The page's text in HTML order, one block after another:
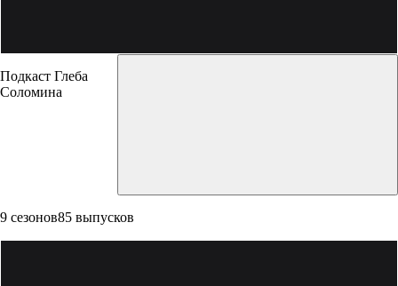
Подкаст Глеба
Соломина
9 сезонов85 выпусков